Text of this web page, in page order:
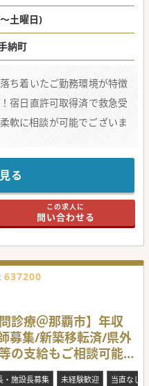
土曜日)
手納町
ち着いたご勤務環境が特徴
宿日直許可取得済で救急受
軟に相談が可能でございま
募集です。
ており、後任医師の募集を
勤をしやすい立地にござい
合せくださいませ。
る
この求人に
問い合わせる
637200
診療＠那覇市】年収
募集/新築移転済/県外
の支給もご相談可能で
・施設長募集 未経験歓迎 当直なし